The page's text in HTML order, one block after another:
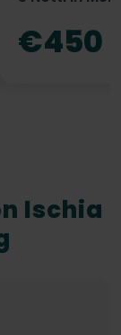
€450
Ischia